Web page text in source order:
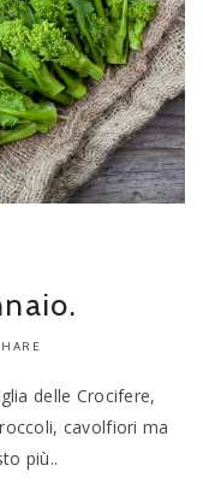
delle Crocifere,
cavolfiori ma
più..